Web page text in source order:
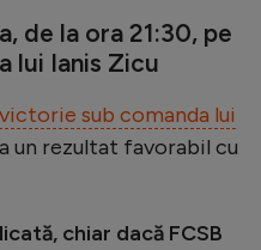
de la ora 21:30, pe
lui Ianis Zicu
sub comanda lui
un rezultat favorabil cu
chiar dacă FCSB